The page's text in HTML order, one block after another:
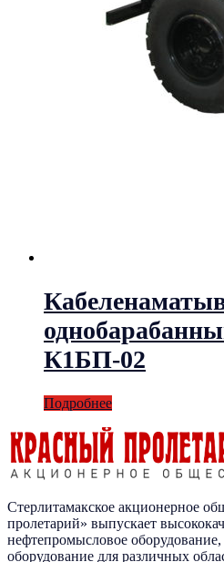
К1БП-02
Подробнее
Стерлитамакское акционерное
пролетарий» выпускает
нефтепромысловое оборудование,
оборудование для различных